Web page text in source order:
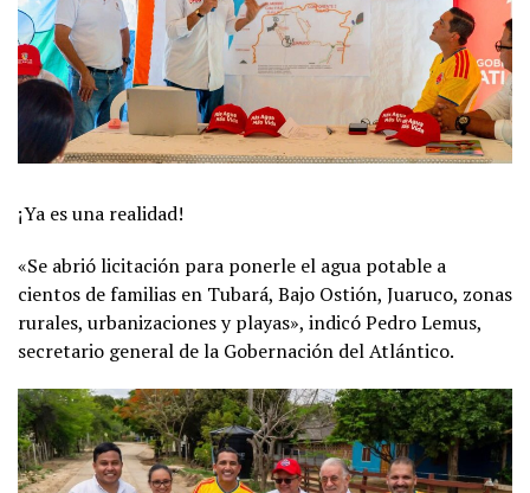
¡Ya es una realidad!
«Se abrió licitación para ponerle el agua potable a
cientos de familias en Tubará, Bajo Ostión, Juaruco, zonas
rurales, urbanizaciones y playas», indicó Pedro Lemus,
secretario general de la Gobernación del Atlántico.